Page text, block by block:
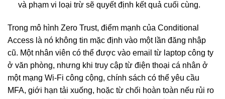
và phạm vi loại trừ sẽ quyết định kết quả cuối cùng.
Trong mô hình Zero Trust, điểm mạnh của Conditional
Access là nó không tin mặc định vào một lần đăng nhập
cũ. Một nhân viên có thể được vào email từ laptop công ty
ở văn phòng, nhưng khi truy cập từ điện thoại cá nhân ở
một mạng Wi-Fi công cộng, chính sách có thể yêu cầu
MFA, giới hạn tải xuống, hoặc từ chối hoàn toàn nếu rủi ro